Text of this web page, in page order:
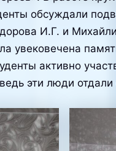
обсуждали
И.Г. и
активно
эти люди